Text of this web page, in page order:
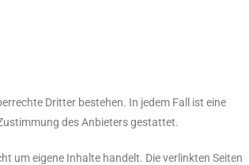
Dritter bestehen. In jedem Fall ist eine
des Anbieters gestattet.
um eigene Inhalte handelt. Die verlinkten Seiten